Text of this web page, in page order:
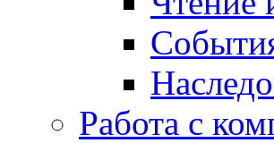
Работа с